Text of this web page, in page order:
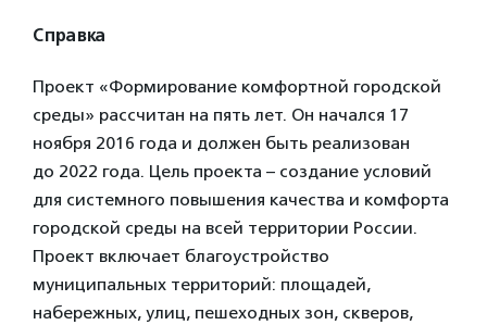
Справка
Проект «Формирование комфортной городской
среды» рассчитан на пять лет. Он начался 17
ноября 2016 года и должен быть реализован
до 2022 года. Цель проекта – создание условий
для системного повышения качества и комфорта
городской среды на всей территории России.
Проект включает благоустройство
муниципальных территорий: площадей,
набережных, улиц, пешеходных зон, скверов,